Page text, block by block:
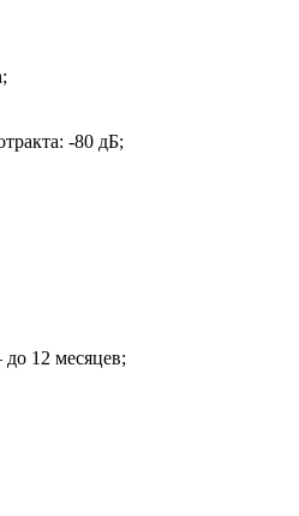
-80 дБ;
12 мecяцeв;